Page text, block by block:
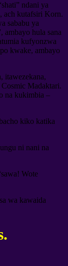
ndani ya
ach kutafsiri Korn.
sababu ya
ambayo hula sana
kufyonzwa
kwake, ambayo
itawezekana,
Madaktari.
na kukimbia –
kiko katika
ni nani na
Wote
wa kawaida